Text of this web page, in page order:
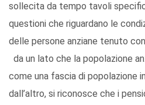
sollecita da tempo tavoli
questioni che riguardano le
delle persone anziane tenuto
da un lato che la popolazione
come una fascia di popolazione
dall’altro, si riconosce che i